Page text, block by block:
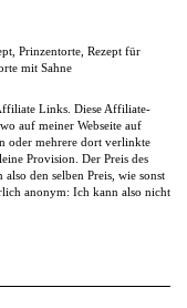
, Prinzentorte, Rezept für
mit Sahne
Links. Diese Affiliate-
auf meiner Webseite auf
oder mehrere dort verlinkte
Provision. Der Preis des
den selben Preis, wie sonst
anonym: Ich kann also nicht